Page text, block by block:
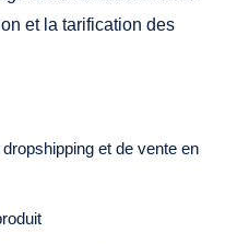
et la tarification des
et de vente en